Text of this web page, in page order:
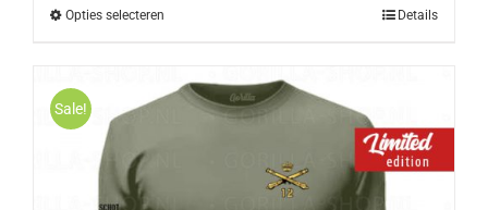
Opties selecteren Details
Sale!